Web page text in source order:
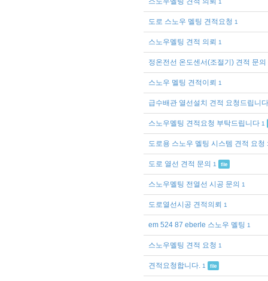
1
도로 스노우 멜팅 견적요청 1
스노우멜팅 견적 의뢰 1
정온전선 온도센서(조절기) 견적 문
스노우 멜팅 견적이뢰 1
급수배관 열선설치 견적 요청드립니
스노우멜팅 견적요청 부탁드립니다 1
도로용 스노우 멜팅 시스템 견적 요청
도로 열선 견적 문의 1 file
스노우멜팅 전열선 시공 문의 1
도로열선시공 견적의뢰 1
em 524 87 eberle 스노우 멜팅 1
스노우멜팅 견적 요청 1
견적요청합니다. 1 file